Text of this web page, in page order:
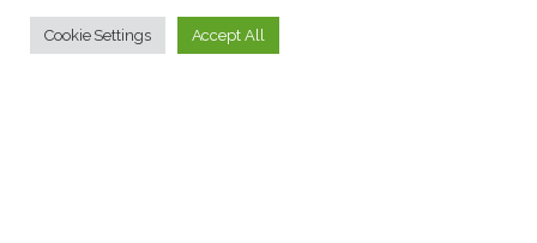
publication (communication) and the Commission accepts no
responsibility for any use may be made of the information
Cookie Settings Accept All